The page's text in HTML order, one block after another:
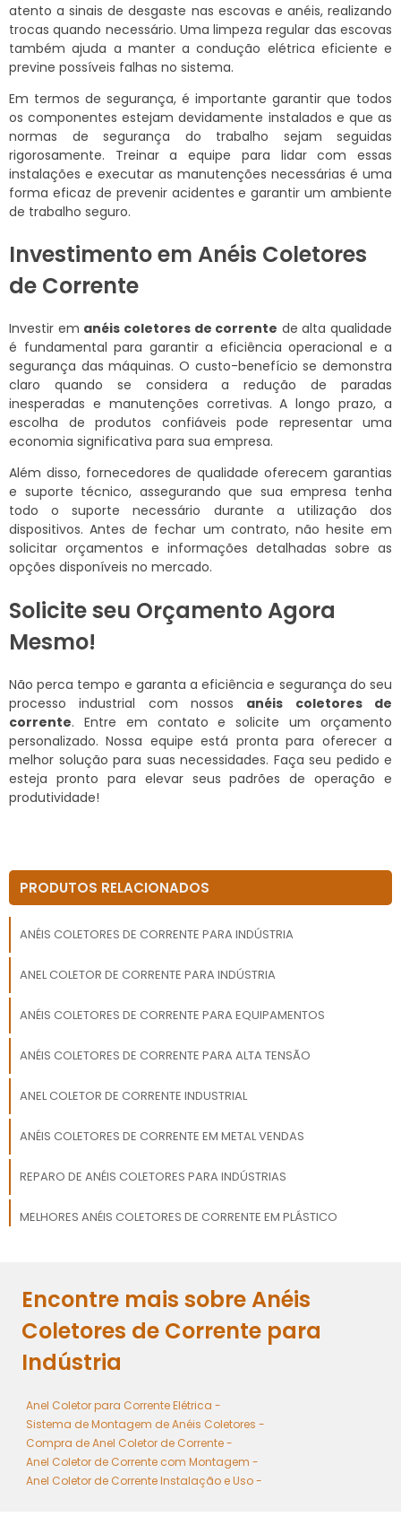
atento a sinais de desgaste nas escovas e anéis, realizando
trocas quando necessário. Uma limpeza regular das escovas
também ajuda a manter a condução elétrica eficiente e
previne possíveis falhas no sistema.
Em termos de segurança, é importante garantir que todos
os componentes estejam devidamente instalados e que as
normas de segurança do trabalho sejam seguidas
rigorosamente. Treinar a equipe para lidar com essas
instalações e executar as manutenções necessárias é uma
forma eficaz de prevenir acidentes e garantir um ambiente
de trabalho seguro.
Investimento em Anéis Coletores
de Corrente
Investir em anéis coletores de corrente de alta qualidade
é fundamental para garantir a eficiência operacional e a
segurança das máquinas. O custo-benefício se demonstra
claro quando se considera a redução de paradas
inesperadas e manutenções corretivas. A longo prazo, a
escolha de produtos confiáveis pode representar uma
economia significativa para sua empresa.
Além disso, fornecedores de qualidade oferecem garantias
e suporte técnico, assegurando que sua empresa tenha
todo o suporte necessário durante a utilização dos
dispositivos. Antes de fechar um contrato, não hesite em
solicitar orçamentos e informações detalhadas sobre as
opções disponíveis no mercado.
Solicite seu Orçamento Agora
Mesmo!
Não perca tempo e garanta a eficiência e segurança do seu
processo industrial com nossos anéis coletores de
corrente. Entre em contato e solicite um orçamento
personalizado. Nossa equipe está pronta para oferecer a
melhor solução para suas necessidades. Faça seu pedido e
esteja pronto para elevar seus padrões de operação e
produtividade!
PRODUTOS RELACIONADOS
ANÉIS COLETORES DE CORRENTE PARA INDÚSTRIA
ANEL COLETOR DE CORRENTE PARA INDÚSTRIA
ANÉIS COLETORES DE CORRENTE PARA EQUIPAMENTOS
ANÉIS COLETORES DE CORRENTE PARA ALTA TENSÃO
ANEL COLETOR DE CORRENTE INDUSTRIAL
ANÉIS COLETORES DE CORRENTE EM METAL VENDAS
REPARO DE ANÉIS COLETORES PARA INDÚSTRIAS
MELHORES ANÉIS COLETORES DE CORRENTE EM PLÁSTICO
ANEL COLETOR PARA INDÚSTRIA
Encontre mais sobre Anéis
Coletores de Corrente para
Indústria
Anel Coletor para Corrente Elétrica -
Sistema de Montagem de Anéis Coletores -
Compra de Anel Coletor de Corrente -
Anel Coletor de Corrente com Montagem -
Anel Coletor de Corrente Instalação e Uso -